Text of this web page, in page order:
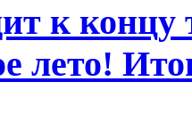
к концу
лето!